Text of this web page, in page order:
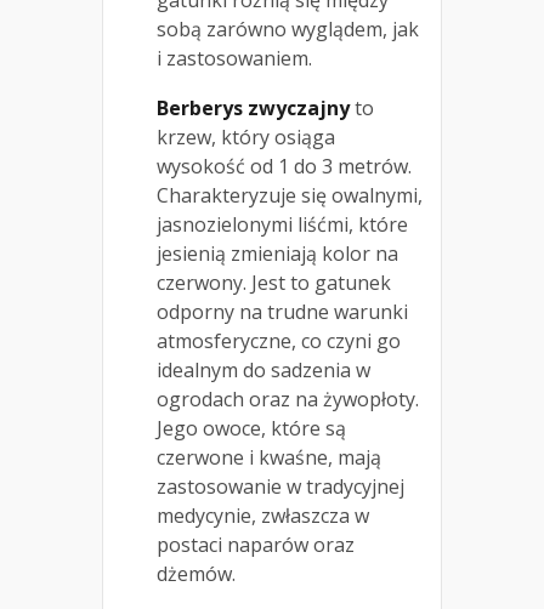
sobą zarówno wyglądem, jak
i zastosowaniem.
Berberys zwyczajnyto
krzew, który osiąga
wysokość od 1 do 3 metrów.
Charakteryzuje się owalnymi,
jasnozielonymi liśćmi, które
jesienią zmieniają kolor na
czerwony. Jest to gatunek
odporny na trudne warunki
atmosferyczne, co czyni go
idealnym do sadzenia w
ogrodach oraz na żywopłoty.
Jego owoce, które są
czerwone i kwaśne, mają
zastosowanie w tradycyjnej
medycynie, zwłaszcza w
postaci naparów oraz
dżemów.